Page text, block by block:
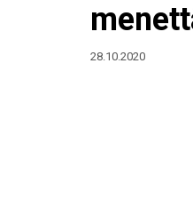
28.10.2020